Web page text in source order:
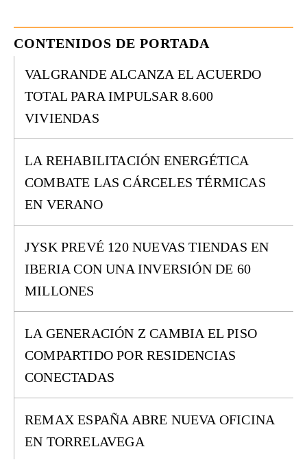
CONTENIDOS DE PORTADA
VALGRANDE ALCANZA EL ACUERDO
TOTAL PARA IMPULSAR 8.600
VIVIENDAS
LA REHABILITACIÓN ENERGÉTICA
COMBATE LAS CÁRCELES TÉRMICAS
EN VERANO
JYSK PREVÉ 120 NUEVAS TIENDAS EN
IBERIA CON UNA INVERSIÓN DE 60
MILLONES
LA GENERACIÓN Z CAMBIA EL PISO
COMPARTIDO POR RESIDENCIAS
CONECTADAS
REMAX ESPAÑA ABRE NUEVA OFICINA
EN TORRELAVEGA